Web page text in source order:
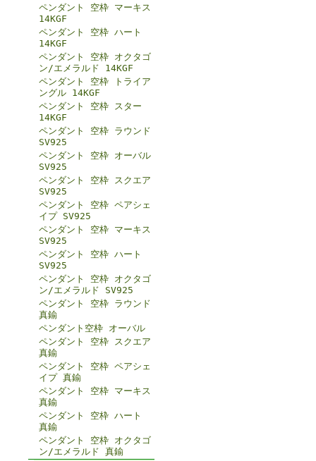
ペンダント 空枠 マーキス
14KGF
ペンダント 空枠 ハート
14KGF
ペンダント 空枠 オクタゴ
ン/エメラルド 14KGF
ペンダント 空枠 トライア
ングル 14KGF
ペンダント 空枠 スター
14KGF
ペンダント 空枠 ラウンド
SV925
ペンダント 空枠 オーバル
SV925
ペンダント 空枠 スクエア
SV925
ペンダント 空枠 ペアシェ
イプ SV925
ペンダント 空枠 マーキス
SV925
ペンダント 空枠 ハート
SV925
ペンダント 空枠 オクタゴ
ン/エメラルド SV925
ペンダント 空枠 ラウンド
真鍮
ペンダント空枠 オーバル
ペンダント 空枠 スクエア
真鍮
ペンダント 空枠 ペアシェ
イプ 真鍮
ペンダント 空枠 マーキス
真鍮
ペンダント 空枠 ハート
真鍮
ペンダント 空枠 オクタゴ
ン/エメラルド 真鍮